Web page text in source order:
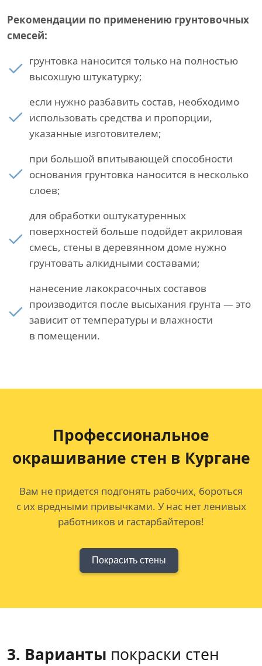
Рекомендации по применению грунтовочных
смесей:
грунтовка наносится только на полностью
высохшую штукатурку;
если нужно разбавить состав, необходимо
использовать средства и пропорции,
указанные изготовителем;
при большой впитывающей способности
основания грунтовка наносится в несколько
слоев;
для обработки оштукатуренных
поверхностей больше подойдет акриловая
смесь, стены в деревянном доме нужно
грунтовать алкидными составами;
нанесение лакокрасочных составов
производится после высыхания грунта — это
зависит от температуры и влажности
в помещении.
Профессиональное
окрашивание стен в Кургане
Вам не придется подгонять рабочих, бороться
с их вредными привычками. У нас нет ленивых
работников и гастарбайтеров!
Покрасить стены
3. Варианты покраски стен